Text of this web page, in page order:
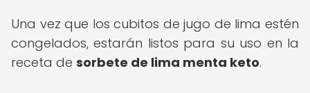
Una vez que los cubitos de jugo de lima estén
congelados, estarán listos para su uso en la
receta de sorbete de lima menta keto.